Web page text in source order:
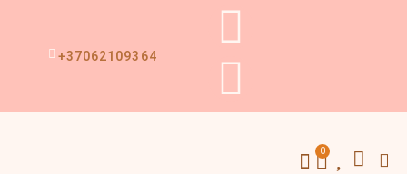
+37062109364
F
a
c
I
n
s
Menu
0Cart